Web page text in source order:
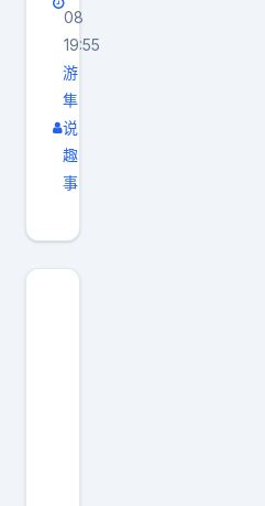
08
19:55
游
隼
说
趣
事